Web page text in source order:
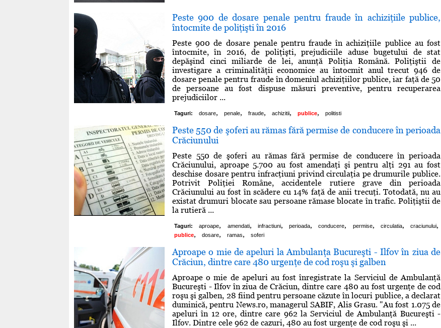
Peste 900 de dosare penale pentru fraude în achiziţiile publice,
întocmite de poliţişti în 2016
Peste 900 de dosare penale pentru fraude în achiziţiile publice au fost
întocmite, în 2016, de poliţişti, prejudiciile aduse bugetului de stat
depăşind cinci miliarde de lei, anunţă Poliţia Română. Poliţiştii de
investigare a criminalităţii economice au întocmit anul trecut 946 de
dosare penale pentru fraude în domeniul achiziţiilor publice, iar faţă de 50
de persoane au fost dispuse măsuri preventive, pentru recuperarea
prejudiciilor ...
Taguri: dosare, penale, fraude, achizitii, publice, politisti
Peste 550 de şoferi au rămas fără permise de conducere în perioada
Crăciunului
Peste 550 de şoferi au rămas fără permise de conducere în perioada
Crăciunului, aproape 5.700 au fost amendaţi şi pentru alţi 291 au fost
deschise dosare pentru infracţiuni privind circulaţia pe drumurile publice.
Potrivit Poliţiei Române, accidentele rutiere grave din perioada
Crăciunului au fost în scădere cu 14% faţă de anii trecuţi. Totodată, nu au
existat drumuri blocate sau persoane rămase blocate în trafic. Poliţiştii de
la rutieră ...
Taguri: aproape, amendati, infractiuni, perioada, conducere, permise, circulatia, craciunului,
publice, dosare, ramas, soferi
Aproape o mie de apeluri la Ambulanţa Bucureşti - Ilfov în ziua de
Crăciun, dintre care 480 urgenţe de cod roşu şi galben
Aproape o mie de apeluri au fost înregistrate la Serviciul de Ambulanţă
Bucureşti - Ilfov în ziua de Crăciun, dintre care 480 au fost urgenţe de cod
roşu şi galben, 28 fiind pentru persoane căzute în locuri publice, a declarat
duminică, pentru News.ro, managerul SABIF, Alis Grasu. "Au fost 1.075 de
apeluri în 12 ore, dintre care 962 la Serviciul de Ambulanţă Bucureşti -
Ilfov. Dintre cele 962 de cazuri, 480 au fost urgenţe de cod roşu şi ...